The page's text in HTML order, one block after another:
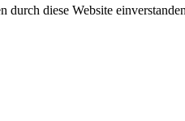
durch diese Website